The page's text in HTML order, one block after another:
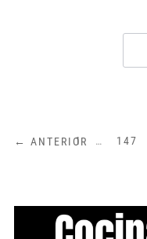
PAGINACIÓN
← ANTERIOR
1 … 147